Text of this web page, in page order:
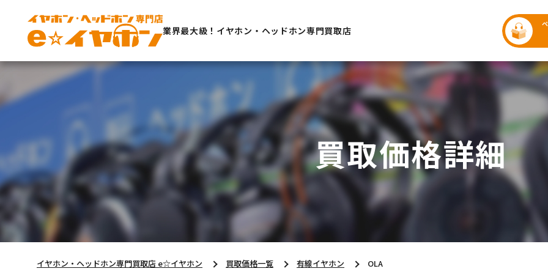
業界最大級！イヤホン・ヘッドホン専門買取店
買取価格詳細
イヤホン・ヘッドホン専門買取店 e☆イヤホン 買取価格一覧 有線イヤホン OLA